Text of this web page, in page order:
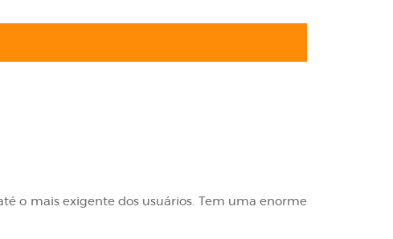
o mais exigente dos usuários. Tem uma enorme